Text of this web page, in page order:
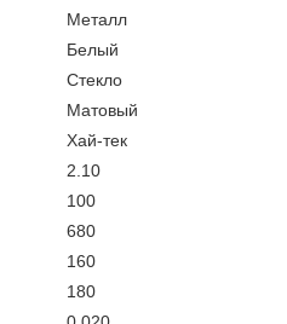
Металл
Белый
Стекло
Матовый
Хай-тек
2.10
100
680
160
180